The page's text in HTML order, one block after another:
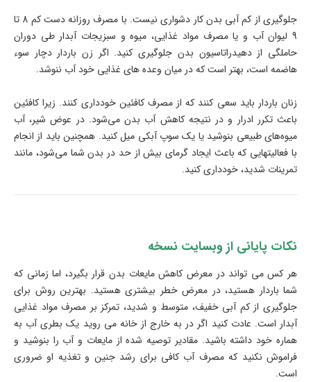
جلوگیری از کم آبی بدن کار دشواری نیست. با مصرف روزانه دست کم 8 تا
9 لیوان آب و یا مصرف مواد غذایی، میوه و سبزیجات آبدار طی دوران
حاملگی از دهیدراتاسیون بدن جلوگیری کنید. اگر زن باردار دچار سوء
هاضمه است، بهتر است که در میان وعده های غذایی خود آب ننوشد.
زنان باردار باید سعی کنند که از مصرف کافئین خودداری کنند. زیرا کافئین
باعث تکرر ادرار و در نتیجه کاهش آب بدن می‌شود. در عوض شیر، آب
میوه‌های طبیعی بنوشید یا یک سوپ آبکی میل کنید. همچنین باید از انجام
با فعالیتهایی که باعث ایجاد گرمای بیش از حد در بدن شما می‌شود، مانند
تمرینات شدید، خودداری کنید.
نکات پایانی از وبسایت نسخه
هر کس می تواند در معرض کاهش مایعات بدن قرار بگیرد، اما زمانی که
شما باردار هستید، در معرض خطر بیشتری هستید. بهترین روش برای
جلوگیری از کم آبی خفیف، متوسط ​​و شدید، تمرکز بر مصرف مواد غذایی
آبدار است. عادت کنید اگر در به خارج از خانه می روید یک بطری آب به
هماره خود داشته باشید. مقادیر توصیه شده از مایعات و آب را بنوشید و
فراموش نکنید که مصرف آب کافی برای رشد جنین و تغذیه او ضروری
است.